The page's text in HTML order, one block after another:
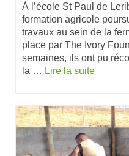
À l’école St Paul de
formation agricole
travaux au sein de la
place par The Ivory
semaines, ils ont pu
la … Lire la suite